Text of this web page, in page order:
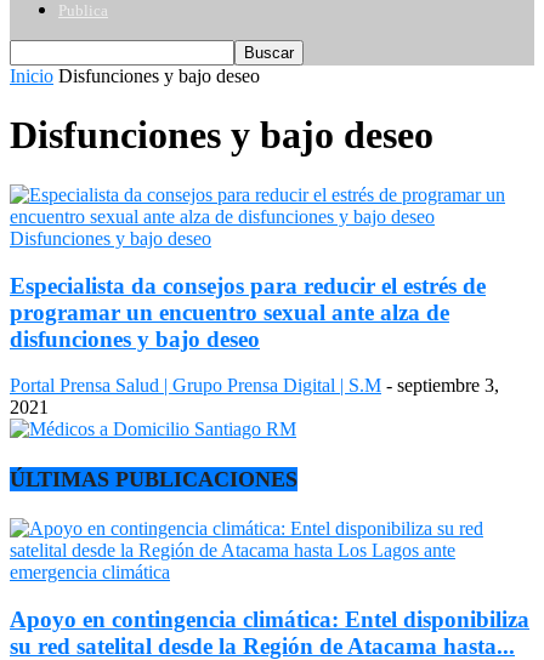
Publica
Inicio Disfunciones y bajo deseo
Disfunciones y bajo deseo
Disfunciones y bajo deseo
Especialista da consejos para reducir el estrés de
programar un encuentro sexual ante alza de
disfunciones y bajo deseo
Portal Prensa Salud | Grupo Prensa Digital | S.M - septiembre 3,
2021
ÚLTIMAS PUBLICACIONES
Apoyo en contingencia climática: Entel disponibiliza
su red satelital desde la Región de Atacama hasta...